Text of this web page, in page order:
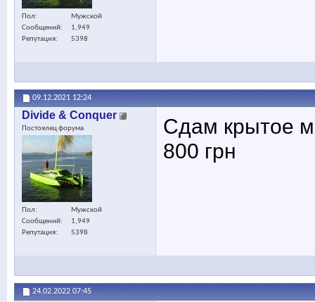
Пол
Мужской
Сообщений
1,949
Репутация
5398
09.12.2021 12:24
Divide & Conquer
Постоялец форума
Пол
Мужской
Сообщений
1,949
Репутация
5398
Сдам крытое
800 грн
24.02.2022 07:45